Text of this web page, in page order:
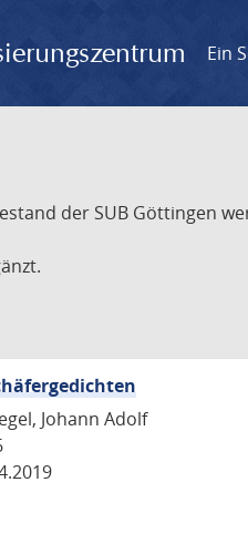
Ein
der SUB Göttingen
Johann Adolf